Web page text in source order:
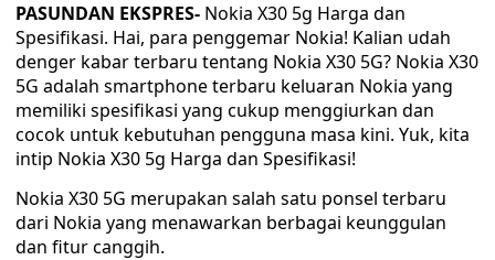
PASUNDAN EKSPRES- Nokia X30 5g Harga dan
Spesifikasi. Hai, para penggemar Nokia! Kalian udah
denger kabar terbaru tentang Nokia X30 5G? Nokia X30
5G adalah smartphone terbaru keluaran Nokia yang
memiliki spesifikasi yang cukup menggiurkan dan
cocok untuk kebutuhan pengguna masa kini. Yuk, kita
intip Nokia X30 5g Harga dan Spesifikasi!
Nokia X30 5G merupakan salah satu ponsel terbaru
dari Nokia yang menawarkan berbagai keunggulan
dan fitur canggih.